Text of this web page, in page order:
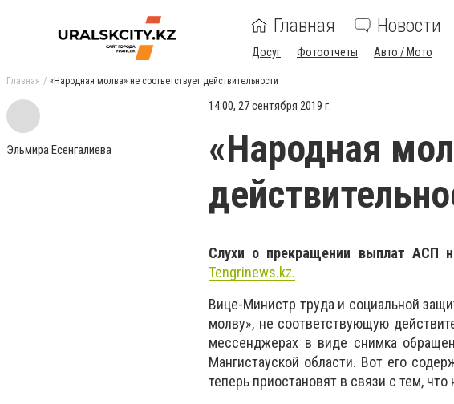
Главная Новости
Досуг Фотоотчеты Авто / Мото
Главная «Народная молва» не соответствует действительности
Эльмира Есенгалиева
14:00, 27 сентября 2019 г.
«Народная
Слухи о прекращении выплат АСП
Tengrinews.kz.
Вице-Министр труда и социальной
молву», не соответствующую
мессенджерах в виде снимка
Мангистауской области. Вот его
теперь приостановят в связи с тем, что